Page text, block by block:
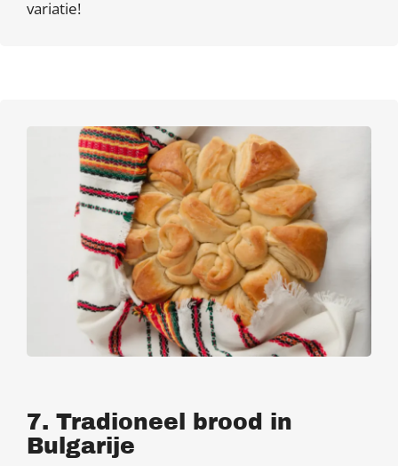
variatie!
7. Tradioneel brood in
Bulgarije